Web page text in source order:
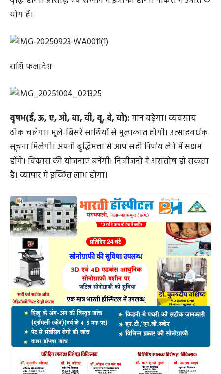
योग हैं।
राशि फलादेश
वृषभ(ई, ऊ, ए, ओ, वा, वी, वू, वे, वो):मान बढ़ेगा। व्यवसाय
ठीक चलेगा। भूले-बिसरे साथियों से मुलाकात होगी। उत्साहवर्धक
सूचना मिलेगी। अपनी बुद्धिमत्ता से आप सही निर्णय लेने में सक्षम
होंगे। विकास की योजनाएं बनेंगी। निजीजनों में असंतोष हो सकता
है। व्यापार में इच्छित लाभ होगा।